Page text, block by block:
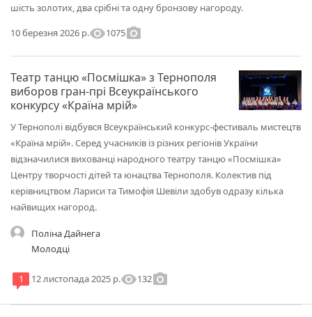
шість золотих, два срібні та одну бронзову нагороду.
10 березня 2026 р.visibility1075photo_camera
Театр танцю «Посмішка» з Тернополя
виборов гран-прі Всеукраїнського
конкурсу «Країна мрій»
У Тернополі відбувся Всеукраїнський конкурс-фестиваль мистецтв
«Країна мрій». Серед учасників із різних регіонів України
відзначилися вихованці народного театру танцю «Посмішка»
Центру творчості дітей та юнацтва Тернополя. Колектив під
керівництвом Лариси та Тимофія Шевіли здобув одразу кілька
найвищих нагород.
Поліна Дайнега
Молодці
1 12 листопада 2025 р.visibility132photo_camera